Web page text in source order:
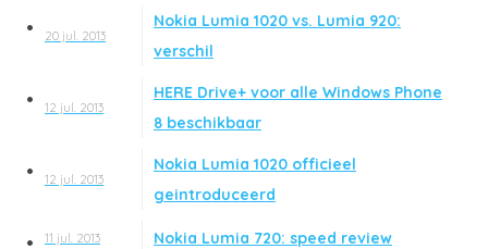
20 jul. 2013
Nokia Lumia 1020 vs. Lumia 920:
verschil
12 jul. 2013
HERE Drive+ voor alle Windows Phone
8 beschikbaar
12 jul. 2013
Nokia Lumia 1020 officieel
geintroduceerd
11 jul. 2013 Nokia Lumia 720: speed review